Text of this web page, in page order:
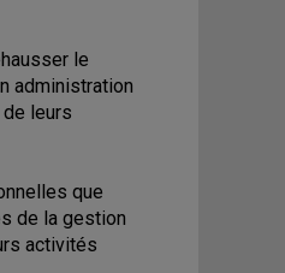
le
administration
leurs
que
de la gestion
activités